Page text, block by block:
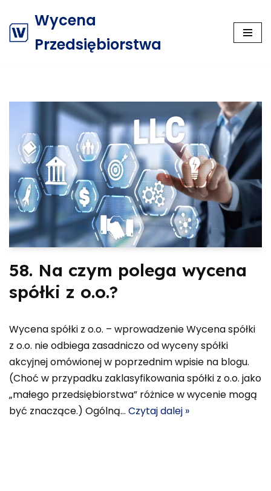
Przejdź
Wycena
Przedsiębiorstwa
58. Na czym polega wycena
spółki z o.o.?
Wycena spółki z o.o. – wprowadzenie Wycena spółki
z o.o. nie odbiega zasadniczo od wyceny spółki
akcyjnej omówionej w poprzednim wpisie na blogu.
(Choć w przypadku zaklasyfikowania spółki z o.o. jako
„małego przedsiębiorstwa” różnice w wycenie mogą
być znaczące.) Ogólną… Czytaj dalej »